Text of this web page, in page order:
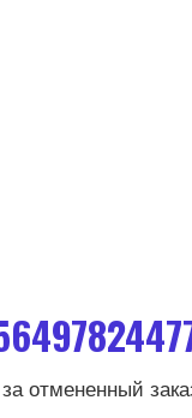
отмененный